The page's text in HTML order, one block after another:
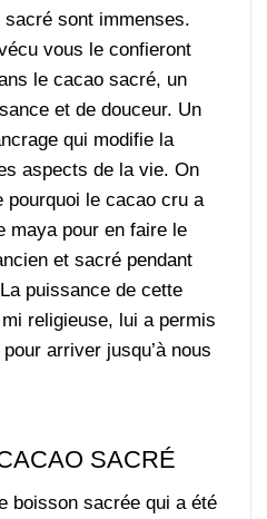
sont immenses.
vous le confieront
le cacao sacré, un
et de douceur. Un
qui modifie la
aspects de la vie. On
pourquoi le cacao cru a
maya pour en faire le
et sacré pendant
puissance de cette
religieuse, lui a permis
arriver jusqu’à nous
SACRÉ
boisson sacrée qui a été